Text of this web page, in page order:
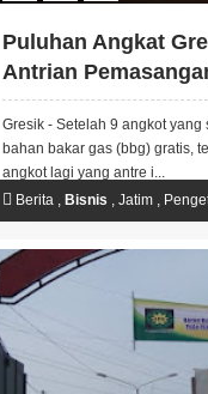
Puluhan Angkat
Antrian
Gresik - Setelah 9 angkot
bahan bakar gas (bbg) gratis,
angkot lagi yang antre i...
Berita , Bisnis ,Jatim ,